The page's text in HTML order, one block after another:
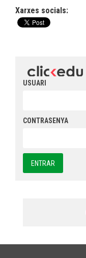
Xarxes socials:
USUARI
CONTRASENYA